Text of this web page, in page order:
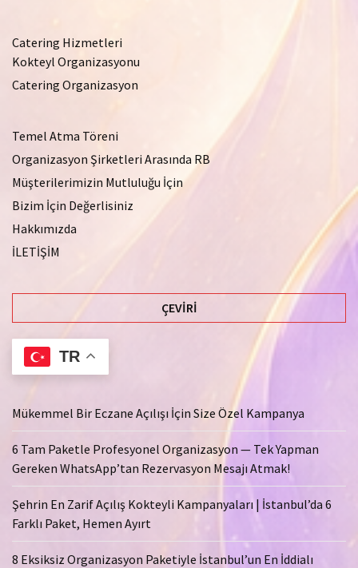
Catering Hizmetleri
Kokteyl Organizasyonu
Catering Organizasyon
Temel Atma Töreni
Organizasyon Şirketleri Arasında RB
Müşterilerimizin Mutluluğu İçin
Bizim İçin Değerlisiniz
Hakkımızda
İLETİŞİM
ÇEVIRI
TR
Mükemmel Bir Eczane Açılışı İçin Size Özel Kampanya
6 Tam Paketle Profesyonel Organizasyon — Tek Yapman
Gereken WhatsApp’tan Rezervasyon Mesajı Atmak!
Şehrin En Zarif Açılış Kokteyli Kampanyaları | İstanbul’da 6
Farklı Paket, Hemen Ayırt
8 Eksiksiz Organizasyon Paketiyle İstanbul’un En İddialı